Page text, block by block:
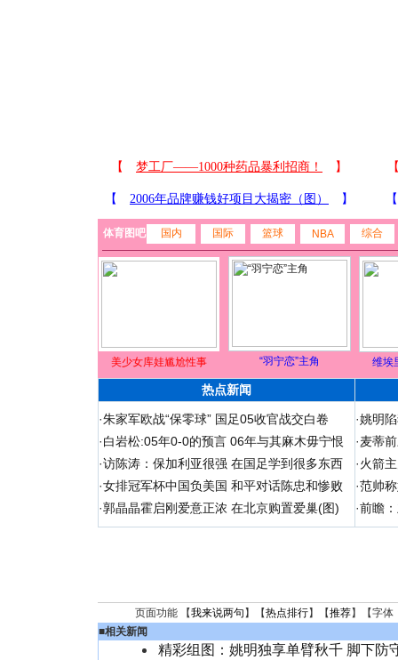
体育图吧 国内 国际 篮球 NBA 综合
美少女库娃尴尬性事 “羽宁恋”主角 维埃
热点新闻
·朱家军欧战“保零球” 国足05收官战交白卷
·白岩松:05年0-0的预言 06年与其麻木毋宁恨
·访陈涛：保加利亚很强 在国足学到很多东西
·女排冠军杯中国负美国 和平对话陈忠和惨败
·郭晶晶霍启刚爱意正浓 在北京购置爱巢(图)
·姚明
·麦蒂
·火箭
·范帅
·前瞻
页面功能 【我来说两句 】【热点排行】【推荐】【字体
■相关新闻
精彩组图：姚明独享单臂秋千 脚下防